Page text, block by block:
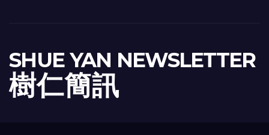
SHUE YAN NEWSLETTER
樹 仁 簡 訊